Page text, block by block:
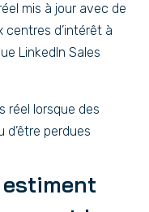
mis à jour avec de
d’intérêt à
LinkedIn Sales
réel lorsque des
perdues